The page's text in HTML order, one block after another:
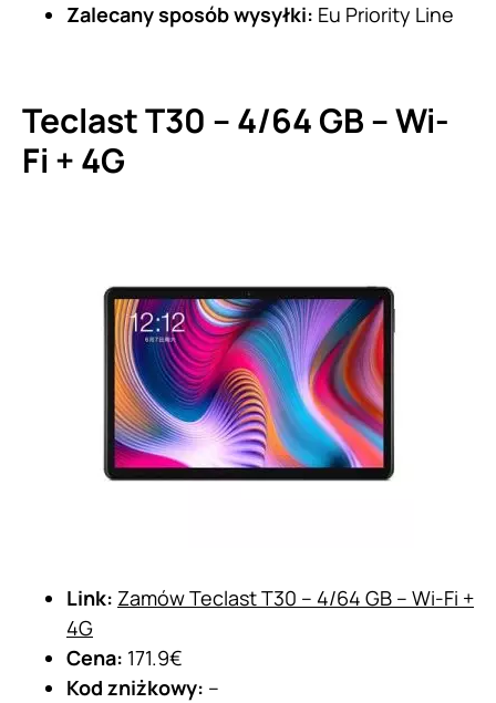
Zalecany sposób wysyłki: Eu Priority Line
Teclast T30 – 4/64 GB – Wi-
Fi + 4G
Link: Zamów Teclast T30 – 4/64 GB – Wi-Fi +
4G
Cena: 171.9€
Kod zniżkowy: –